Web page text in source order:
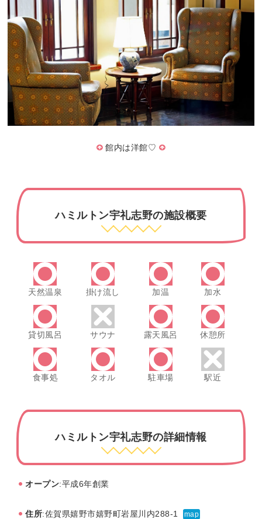
館内は洋館♡
ハミルトン宇礼志野の施設概要
天然温泉 掛け流し 加温 加水
貸切風呂 サウナ 露天風呂 休憩所
食事処 タオル 駐車場 駅近
ハミルトン宇礼志野の詳細情報
オープン:平成6年創業
住所:佐賀県嬉野市嬉野町岩屋川内288-1 map